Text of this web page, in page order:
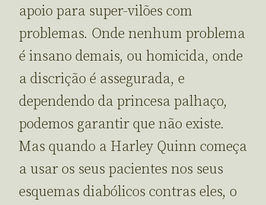
apoio para super-vilões com
problemas. Onde nenhum problema
é insano demais, ou homicida, onde
a discrição é assegurada, e
dependendo da princesa palhaço,
podemos garantir que não existe.
Mas quando a Harley Quinn começa
a usar os seus pacientes nos seus
esquemas diabólicos contras eles, o